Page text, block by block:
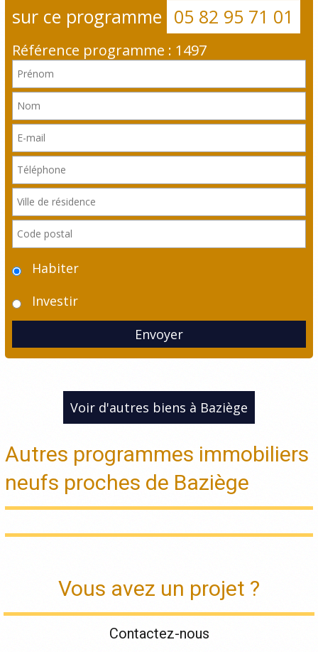
sur ce programme 05 82 95 71 01
Référence programme : 1497
Habiter
Investir
Envoyer
Voir d'autres biens à Baziège
Autres programmes immobiliers
neufs proches de Baziège
Vous avez un projet ?
Contactez-nous